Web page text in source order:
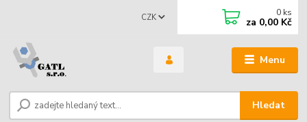
Menu
CZK
Hledat
0 ks
za 0,00 Kč